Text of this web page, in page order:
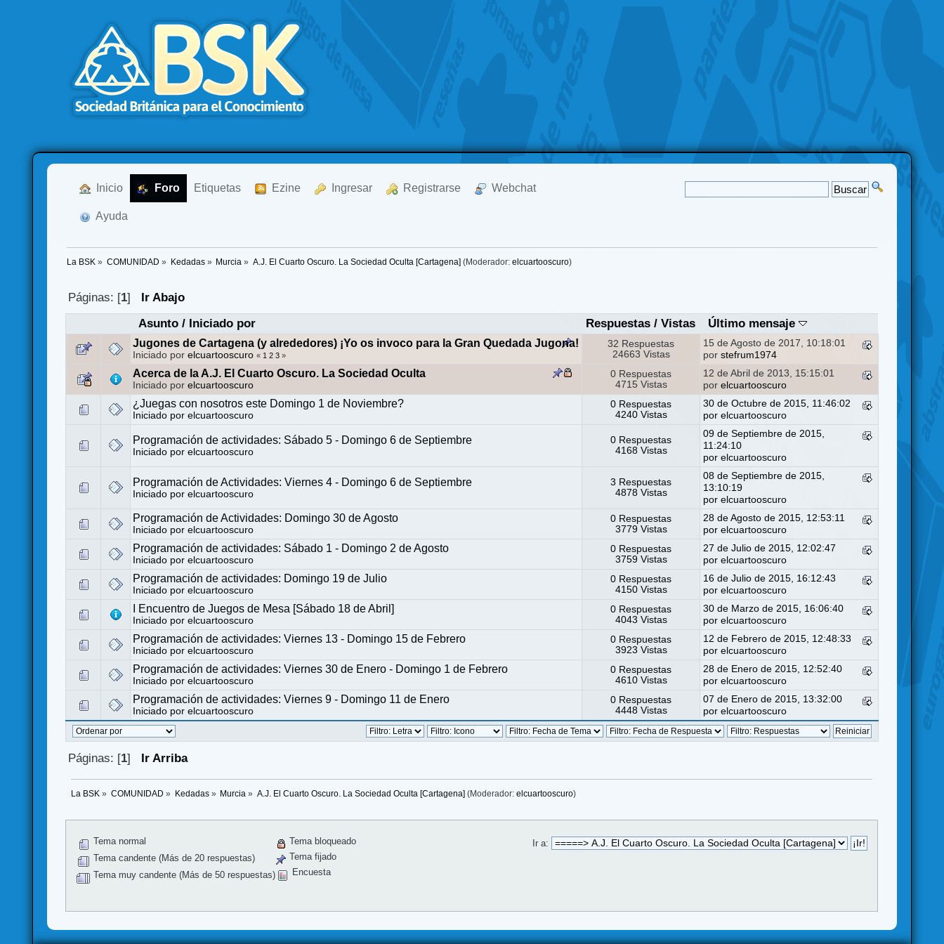
Inicio Foro Etiquetas Ezine Ingresar Registrarse Webchat
Ayuda
La BSK » COMUNIDAD » Kedadas» Murcia » A.J. El Cuarto Oscuro. La Sociedad Oculta [Cartagena] (Moderador:elcuartooscuro)
Páginas: [1]
Ir Abajo
Asunto/ Iniciado por Respuestas /Vistas Último mensaje
Jugones de Cartagena (y alrededores) ¡Yo os invoco para la Gran Quedada Jugona!
Iniciado porelcuartooscuro « 1 2 3 »
32 Respuestas
24663 Vistas
15 de Agosto de 2017, 10:18:01
porstefrum1974
Acerca de la A.J. El Cuarto Oscuro. La Sociedad Oculta
Iniciado porelcuartooscuro
0 Respuestas
4715 Vistas
12 de Abril de 2013, 15:15:01
porelcuartooscuro
¿Juegas con nosotros este Domingo 1 de Noviembre?
Iniciado porelcuartooscuro
0 Respuestas
4240 Vistas
30 de Octubre de 2015, 11:46:02
porelcuartooscuro
Programación de actividades: Sábado 5 - Domingo 6 de Septiembre
Iniciado porelcuartooscuro
0 Respuestas
4168 Vistas
09 de Septiembre de 2015,
11:24:10
porelcuartooscuro
Programación de Actividades: Viernes 4 - Domingo 6 de Septiembre
Iniciado porelcuartooscuro
3 Respuestas
4878 Vistas
08 de Septiembre de 2015,
13:10:19
porelcuartooscuro
Programación de Actividades: Domingo 30 de Agosto
Iniciado porelcuartooscuro
0 Respuestas
3779 Vistas
28 de Agosto de 2015, 12:53:11
porelcuartooscuro
Programación de actividades: Sábado 1 - Domingo 2 de Agosto
Iniciado porelcuartooscuro
0 Respuestas
3759 Vistas
27 de Julio de 2015, 12:02:47
porelcuartooscuro
Programación de actividades: Domingo 19 de Julio
Iniciado porelcuartooscuro
0 Respuestas
4150 Vistas
16 de Julio de 2015, 16:12:43
porelcuartooscuro
I Encuentro de Juegos de Mesa [Sábado 18 de Abril]
Iniciado porelcuartooscuro
0 Respuestas
4043 Vistas
30 de Marzo de 2015, 16:06:40
porelcuartooscuro
Programación de actividades: Viernes 13 - Domingo 15 de Febrero
Iniciado porelcuartooscuro
0 Respuestas
3923 Vistas
12 de Febrero de 2015, 12:48:33
porelcuartooscuro
Programación de actividades: Viernes 30 de Enero - Domingo 1 de Febrero
Iniciado porelcuartooscuro
0 Respuestas
4610 Vistas
28 de Enero de 2015, 12:52:40
porelcuartooscuro
Programación de actividades: Viernes 9 - Domingo 11 de Enero
Iniciado porelcuartooscuro
0 Respuestas
4448 Vistas
07 de Enero de 2015, 13:32:00
porelcuartooscuro
Páginas: [1] Ir Arriba
La BSK » COMUNIDAD » Kedadas» Murcia » A.J. El Cuarto Oscuro. La Sociedad Oculta [Cartagena] (Moderador:elcuartooscuro)
Ir a:
Tema normal
Tema candente (Más de 20 respuestas)
Tema muy candente (Más de 50 respuestas)
Tema bloqueado
Tema fijado
Encuesta